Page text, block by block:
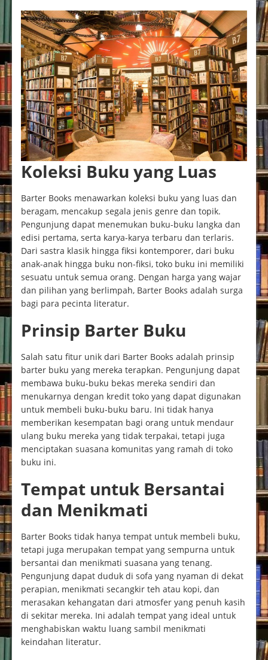
Koleksi Buku yang Luas
Barter Books menawarkan koleksi buku yang luas dan
beragam, mencakup segala jenis genre dan topik.
Pengunjung dapat menemukan buku-buku langka dan
edisi pertama, serta karya-karya terbaru dan terlaris.
Dari sastra klasik hingga fiksi kontemporer, dari buku
anak-anak hingga buku non-fiksi, toko buku ini memiliki
sesuatu untuk semua orang. Dengan harga yang wajar
dan pilihan yang berlimpah, Barter Books adalah surga
bagi para pecinta literatur.
Prinsip Barter Buku
Salah satu fitur unik dari Barter Books adalah prinsip
barter buku yang mereka terapkan. Pengunjung dapat
membawa buku-buku bekas mereka sendiri dan
menukarnya dengan kredit toko yang dapat digunakan
untuk membeli buku-buku baru. Ini tidak hanya
memberikan kesempatan bagi orang untuk mendaur
ulang buku mereka yang tidak terpakai, tetapi juga
menciptakan suasana komunitas yang ramah di toko
buku ini.
Tempat untuk Bersantai
dan Menikmati
Barter Books tidak hanya tempat untuk membeli buku,
tetapi juga merupakan tempat yang sempurna untuk
bersantai dan menikmati suasana yang tenang.
Pengunjung dapat duduk di sofa yang nyaman di dekat
perapian, menikmati secangkir teh atau kopi, dan
merasakan kehangatan dari atmosfer yang penuh kasih
di sekitar mereka. Ini adalah tempat yang ideal untuk
menghabiskan waktu luang sambil menikmati
keindahan literatur.